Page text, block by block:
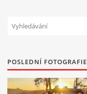
POSLEDNÍ FOTOGRAFIE